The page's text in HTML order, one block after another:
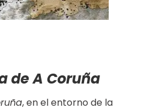
de A Coruña
, en el entorno de la